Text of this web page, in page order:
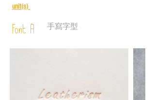
unit(s)
Font A 手寫字型